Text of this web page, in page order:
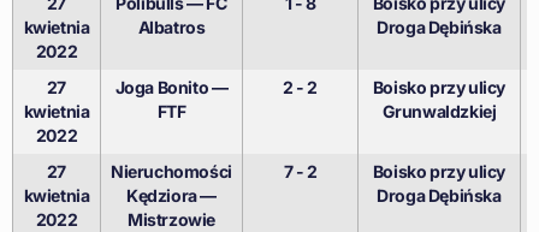
kwietnia
2022
Albatros
Droga Dębińska
27
kwietnia
2022
Joga Bonito —
FTF
2 - 2
Boisko przy ulicy
Grunwaldzkiej
27
kwietnia
2022
Nieruchomości
Kędziora —
Mistrzowie
7 - 2
Boisko przy ulicy
Droga Dębińska